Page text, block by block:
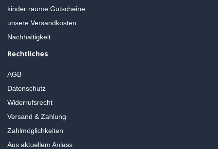
kinder räume Gutscheine
unsere Versandkosten
Nachhaltigkeit
Rechtliches
AGB
Datenschutz
Widerrufsrecht
Versand & Zahlung
Zahlmöglichkeiten
Aus aktuellem Anlass